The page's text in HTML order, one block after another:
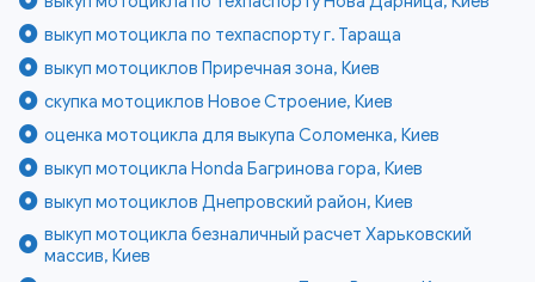
выкуп мотоцикла по техпаспорту г. Тараща
выкуп мотоциклов Приречная зона, Киев
скупка мотоциклов Новое Строение, Киев
оценка мотоцикла для выкупа Соломенка, Киев
выкуп мотоцикла Honda Багринова гора, Киев
выкуп мотоциклов Днепровский район, Киев
выкуп мотоцикла безналичный расчет Харьковский
массив, Киев